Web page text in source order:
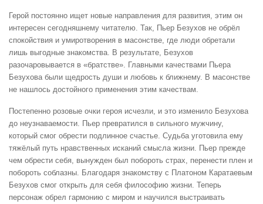
Герой постоянно ищет новые направления для развития, этим он
интересен сегодняшнему читателю. Так, Пьер Безухов не обрёл
спокойствия и умиротворения в масонстве, где люди обретали
лишь выгодные знакомства. В результате, Безухов
разочаровывается в «братстве». Главными качествами Пьера
Безухова были щедрость души и любовь к ближнему. В масонстве
не нашлось достойного применения этим качествам.
Постепенно розовые очки героя исчезли, и это изменило Безухова
до неузнаваемости. Пьер превратился в сильного мужчину,
который смог обрести подлинное счастье. Судьба уготовила ему
тяжёлый путь нравственных исканий смысла жизни. Пьер прежде
чем обрести себя, вынужден был побороть страх, перенести плен и
побороть соблазны. Благодаря знакомству с Платоном Каратаевым
Безухов смог открыть для себя философию жизни. Теперь
персонаж обрел гармонию с миром и научился выстраивать